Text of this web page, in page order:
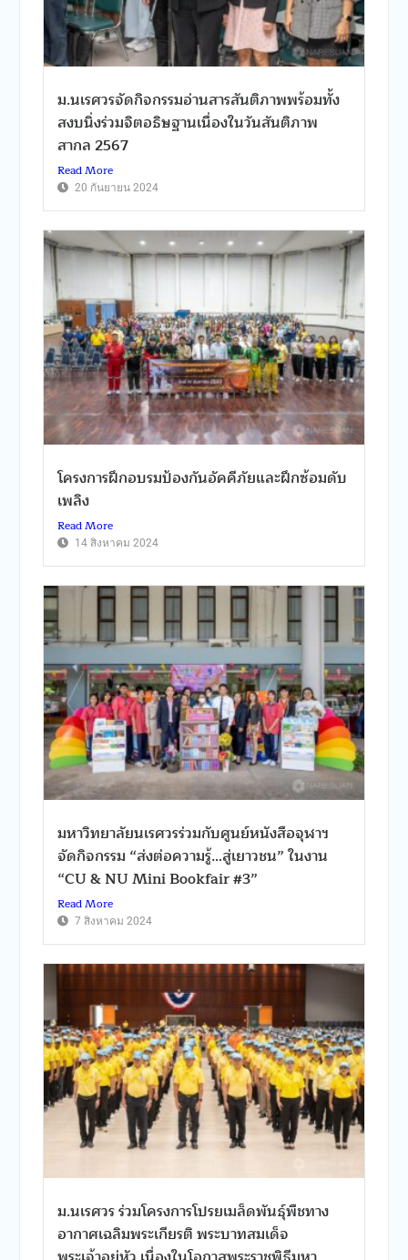
ม.นเรศวรจัดกิจกรรมอ่านสารสันติภาพพร้อมทั้ง
สงบนิ่งร่วมจิตอธิษฐานเนื่องในวันสันติภาพ
สากล 2567
Read More
20 กันยายน 2024
โครงการฝึกอบรมป้องกันอัคคีภัยและฝึกซ้อมดับ
เพลิง
Read More
14 สิงหาคม 2024
มหาวิทยาลัยนเรศวรร่วมกับศูนย์หนังสือจุฬาฯ
จัดกิจกรรม “ส่งต่อความรู้…สู่เยาวชน” ในงาน
“CU & NU Mini Bookfair #3”
Read More
7 สิงหาคม 2024
ม.นเรศวร ร่วมโครงการโปรยเมล็ดพันธุ์พืชทาง
อากาศเฉลิมพระเกียรติ พระบาทสมเด็จ